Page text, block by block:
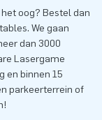
oog? Bestel dan
We gaan
dan 3000
Lasergame
en binnen 15
parkeerterrein of